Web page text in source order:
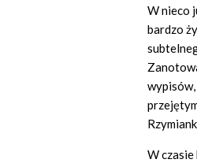
W nieco
bardzo
wypisów,
W